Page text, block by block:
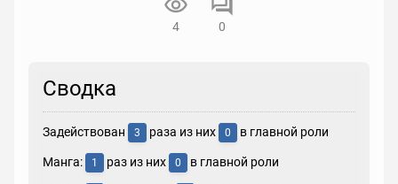
4 0
Сводка
Задействован 3 раза из них 0 в главной роли
Манга: 1 раз из них 0 в главной роли